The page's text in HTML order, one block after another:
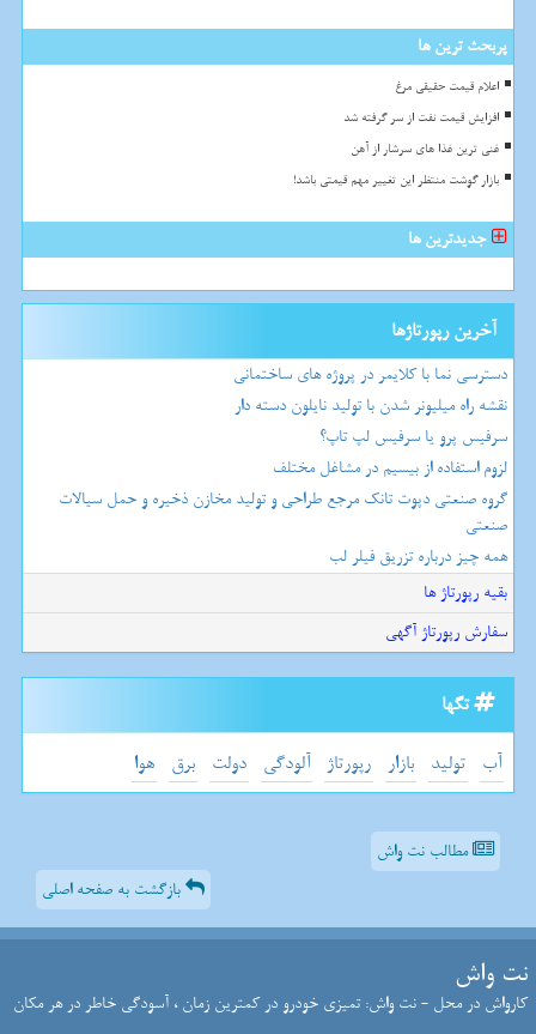
پربحث ترین ها
اعلام قیمت حقیقی مرغ
افزایش قیمت نفت از سر گرفته شد
غنی ترین غذا های سرشار از آهن
بازار گوشت منتظر این تغییر مهم قیمتی باشد!
جدیدترین ها
آخرین رپورتاژها
دسترسی نما با کلایمر در پروژه های ساختمانی
نقشه راه میلیونر شدن با تولید نایلون دسته دار
سرفیس پرو یا سرفیس لپ تاپ؟
لزوم استفاده از بیسیم در مشاغل مختلف
گروه صنعتی دپوت تانک مرجع طراحی و تولید مخازن ذخیره و حمل سیالات
صنعتی
همه چیز درباره تزریق فیلر لب
بقیه رپورتاژ ها
سفارش رپورتاژ آگهی
تگها
آب تولید بازار رپورتاژ آلودگی دولت برق هوا
مطالب نت واش
بازگشت به صفحه اصلی
نت واش
کارواش در محل - نت واش: تمیزی خودرو در کمترین زمان ، آسودگی خاطر در هر مکان